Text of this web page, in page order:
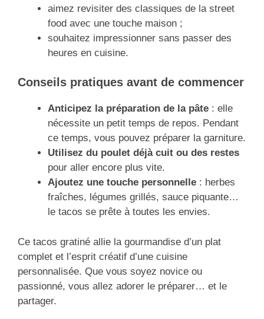
aimez revisiter des classiques de la street
food avec une touche maison ;
souhaitez impressionner sans passer des
heures en cuisine.
Conseils pratiques avant de commencer
Anticipez la préparation de la pâte : elle
nécessite un petit temps de repos. Pendant
ce temps, vous pouvez préparer la garniture.
Utilisez du poulet déjà cuit ou des restes
pour aller encore plus vite.
Ajoutez une touche personnelle : herbes
fraîches, légumes grillés, sauce piquante…
le tacos se prête à toutes les envies.
Ce tacos gratiné allie la gourmandise d’un plat
complet et l’esprit créatif d’une cuisine
personnalisée. Que vous soyez novice ou
passionné, vous allez adorer le préparer… et le
partager.